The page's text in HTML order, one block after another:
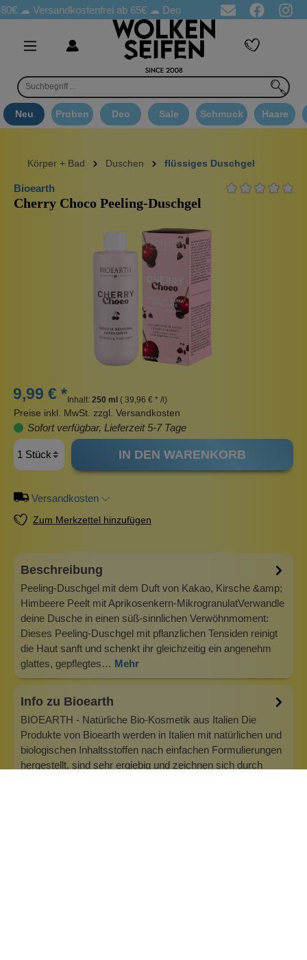
Versandkostenfrei ab 65€☁ Deo Proben in jeder Bestellung
Neu Proben Deo Sale Schmuck Haare
Körper + Bad Duschen flüssiges Duschgel
Bioearth
Cherry Choco Peeling-Duschgel
9,99 € * Inhalt: 250 ml ( 39,96 € * /l)
Preise inkl. MwSt. zzgl. Versandkosten
Sofort verfügbar, Lieferzeit 5-7 Tage
IN DEN WARENKORB
Versandkosten
Zum Merkzettel hinzufügen
Beschreibung
Peeling-Duschgel mit dem Duft von Kakao, Kirsche &amp;
Himbeere Peelt mit Aprikosenkern-MikrogranulatVerwandle
deine Dusche in einen süß-sinnlichen Verwöhnmoment:
Dieses Peeling-Duschgel mit pflanzlichen Tensiden reinigt
die Haut sanft und schenkt ihr gleichzeitig ein angenehm
glattes, gepflegtes… Mehr
Info zu Bioearth
BIOEARTH - Natürliche Bio-Kosmetik aus Italien Die
Produkte von Bioearth werden in Italien mit natürlichen und
biologischen Inhaltsstoffen nach einfachen Formulierungen
hergestellt, sind sehr ergiebig und zeichnen sich durch